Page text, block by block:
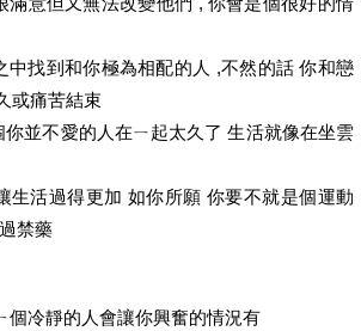
找到和你極為相配的人 ,不然的話 你和戀
或痛苦結束
並不愛的人在ㄧ起太久了 生活就像在坐雲
活過得更加 如你所願 你要不就是個運動
禁藥
冷靜的人會讓你興奮的情況有